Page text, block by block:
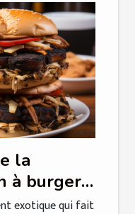
la
à burger
exotique qui fait